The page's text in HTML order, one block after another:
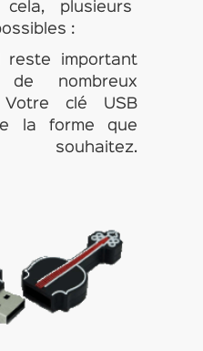
plusieurs
:
reste important
nombreux
Votre clé USB
la forme que